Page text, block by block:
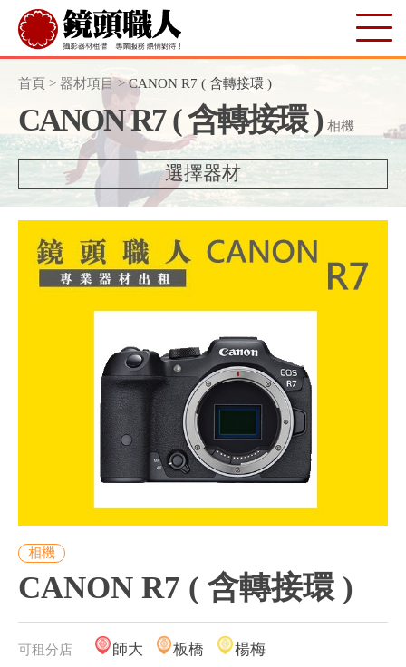
首頁 > 器材項目 >CANON R7 ( 含轉接環 )
CANON R7 ( 含轉接環 ) 相機
選擇器材
相機
CANON R7 ( 含轉接環 )
可租分店 師大 板橋 楊梅